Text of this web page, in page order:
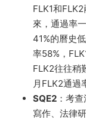
FLK1和
來，通過率
41%的曆史
率58%，
FLK2往往稍
月FLK2通過
SQE2 ：考
寫作、法律